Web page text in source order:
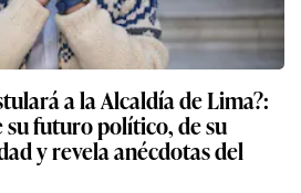
a la Alcaldía de Lima?:
futuro político, de su
y revela anécdotas del